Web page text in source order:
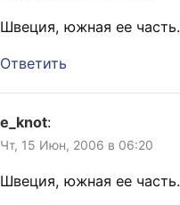
Швеция, южная ее часть.
Ответить
e_knot:
Чт, 15 Июн, 2006 в 06:20
Швеция, южная ее часть.